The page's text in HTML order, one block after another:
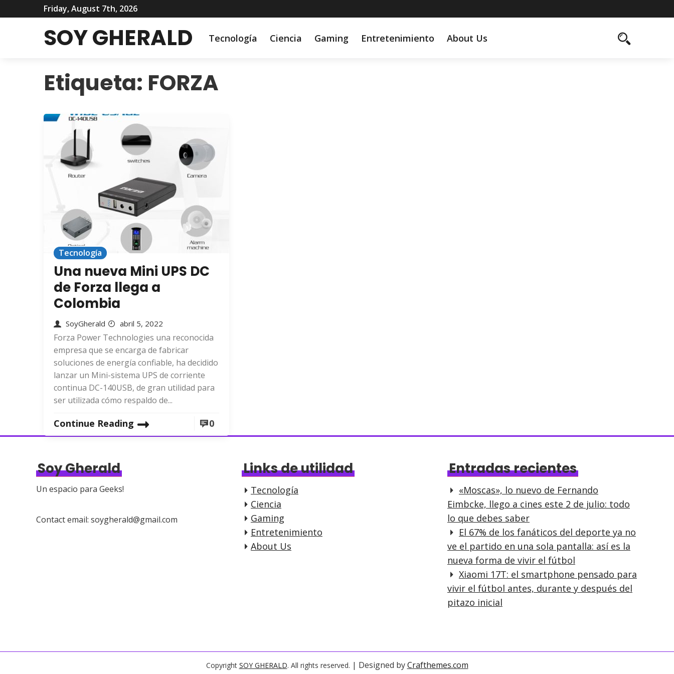
Friday, August 7th, 2026
SOY GHERALD Tecnología Ciencia Gaming Entretenimiento About Us
Etiqueta: FORZA
Tecnología
Una nueva Mini UPS DC
de Forza llega a
Colombia
SoyGherald abril 5, 2022
Forza Power Technologies una reconocida
empresa que se encarga de fabricar
soluciones de energía confiable, ha decidido
lanzar un Mini-sistema UPS de corriente
continua DC-140USB, de gran utilidad para
ser utilizada cómo respaldo de...
Continue Reading 0
Soy Gherald
Un espacio para Geeks!
Contact email: soygherald@gmail.com
Links de utilidad
Tecnología
Ciencia
Gaming
Entretenimiento
About Us
Entradas recientes
«Moscas», lo nuevo de Fernando
Eimbcke, llego a cines este 2 de julio: todo
lo que debes saber
El 67% de los fanáticos del deporte ya no
ve el partido en una sola pantalla: así es la
nueva forma de vivir el fútbol
Xiaomi 17T: el smartphone pensado para
vivir el fútbol antes, durante y después del
pitazo inicial
Copyright SOY GHERALD. All rights reserved. | Designed byCrafthemes.com